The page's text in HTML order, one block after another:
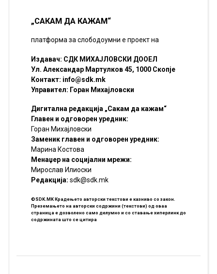
„САКАМ ДА КАЖАМ“
платформа за слободоумни е проект на
Издавач: СДК МИХАЈЛОВСКИ ДООЕЛ
Ул. Александар Мартулков 45, 1000 Скопје
Контакт: info@sdk.mk
Управител: Горан Михајловски
Дигитална редакција „Сакам да кажам“
Главен и одговорен уредник:
Горан Михајловски
Заменик главен и одговорен уредник:
Марина Костова
Менаџер на социјални мрежи:
Мирослав Илиоски
Редакцијa: sdk@sdk.mk
©SDK.MK Крадењето авторски текстови е казниво со закон.
Преземањето на авторски содржини (текстови) од оваа
страница е дозволено само делумно и со ставање хиперлинк до
содржината што се цитира